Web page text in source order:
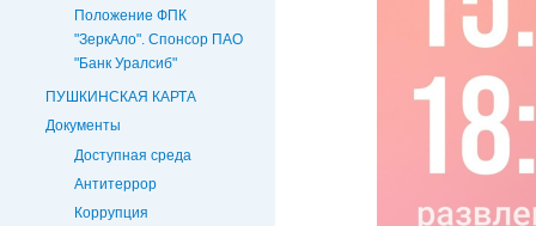
Положение ФПК
"ЗеркАло". Спонсор ПАО
"Банк Уралсиб"
ПУШКИНСКАЯ КАРТА
Документы
Доступная среда
Антитеррор
Коррупция